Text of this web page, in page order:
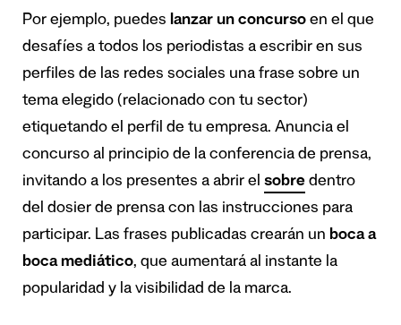
Por ejemplo, puedes lanzar un concurso en el que
desafíes a todos los periodistas a escribir en sus
perfiles de las redes sociales una frase sobre un
tema elegido (relacionado con tu sector)
etiquetando el perfil de tu empresa. Anuncia el
concurso al principio de la conferencia de prensa,
invitando a los presentes a abrir el sobre dentro
del dosier de prensa con las instrucciones para
participar. Las frases publicadas crearán un boca a
boca mediático, que aumentará al instante la
popularidad y la visibilidad de la marca.